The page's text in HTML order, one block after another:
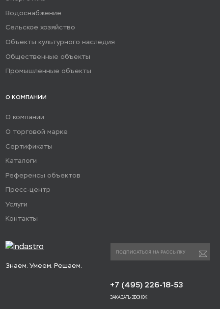
Знаем. Умеем. Решаем.
Водоснабжение
Сельское хозяйство
Объекты культурного наследия
Общественные объекты
Промышленные объекты
О КОМПАНИИ
О компании
О торговой марке
Сертификаты
Каталоги
Референсы объектов
Пресс-центр
Услуги
Контакты
+7 (495) 226-18-53
ЗАКАЗАТЬ ЗВОНОК